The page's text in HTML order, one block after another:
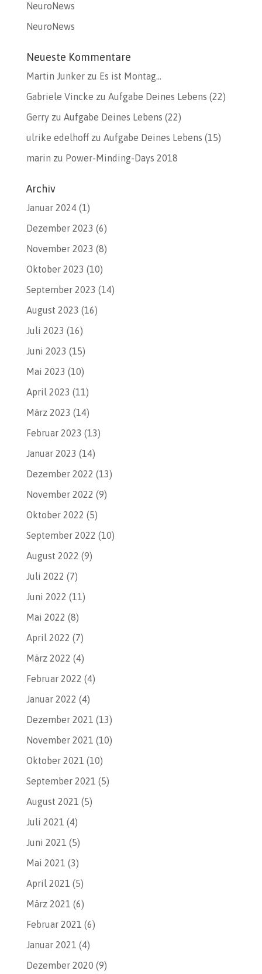
NeuroNews
NeuroNews
Neueste Kommentare
Martin Junkerzu Es ist Montag…
Gabriele Vincke zu Aufgabe Deines Lebens (22)
Gerryzu Aufgabe Deines Lebens (22)
ulrike edelhoffzu Aufgabe Deines Lebens (15)
marin zu Power-Minding-Days 2018
Archiv
Januar 2024(1)
Dezember 2023 (6)
November 2023 (8)
Oktober 2023 (10)
September 2023 (14)
August 2023 (16)
Juli 2023 (16)
Juni 2023 (15)
Mai 2023 (10)
April 2023 (11)
März 2023 (14)
Februar 2023 (13)
Januar 2023 (14)
Dezember 2022 (13)
November 2022 (9)
Oktober 2022 (5)
September 2022 (10)
August 2022 (9)
Juli 2022 (7)
Juni 2022 (11)
Mai 2022 (8)
April 2022 (7)
März 2022 (4)
Februar 2022 (4)
Januar 2022 (4)
Dezember 2021 (13)
November 2021 (10)
Oktober 2021 (10)
September 2021 (5)
August 2021 (5)
Juli 2021 (4)
Juni 2021 (5)
Mai 2021 (3)
April 2021 (5)
März 2021 (6)
Februar 2021 (6)
Januar 2021 (4)
Dezember 2020 (9)